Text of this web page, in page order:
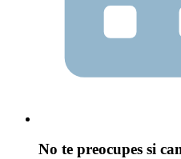
No te preocupes si